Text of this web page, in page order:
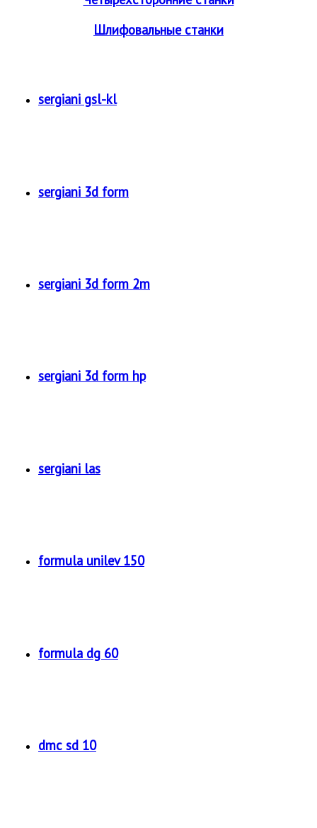
Шлифовальные станки
sergiani gsl-kl
sergiani 3d form
sergiani 3d form 2m
sergiani 3d form hp
sergiani las
formula unilev 150
formula dg 60
dmc sd 10